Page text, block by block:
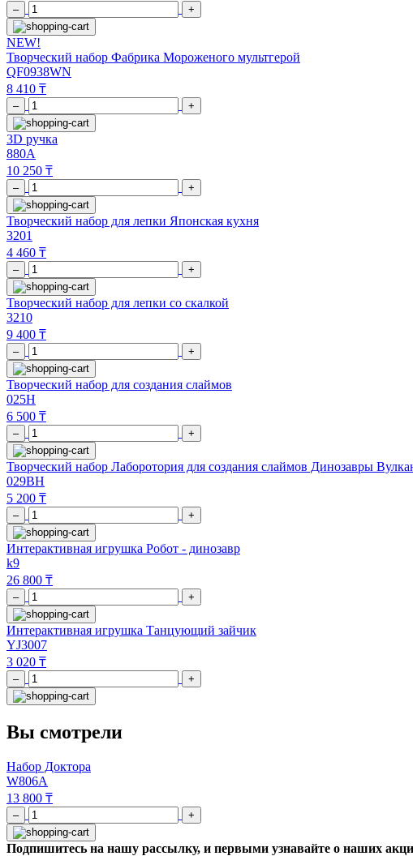
– +
NEW!
Творческий набор Фабрика Мороженого мультгерой
QF0938WN
8 410 ₸
– +
3D ручка
880A
10 250 ₸
– +
Творческий набор для лепки Японская кухня
3201
4 460 ₸
– +
Творческий набор для лепки со скалкой
3210
9 400 ₸
– +
Творческий набор для создания слаймов
025H
6 500 ₸
– +
Творческий набор Лаборотория для создания слаймов Динозавры
029BH
5 200 ₸
– +
Интерактивная игрушка Робот - динозавр
k9
26 800 ₸
– +
Интерактивная игрушка Танцующий зайчик
YJ3007
3 020 ₸
– +
Вы смотрели
Набор Доктора
W806A
13 800 ₸
– +
Подпишитесь на нашу рассылку, и первыми узнавайте о наших